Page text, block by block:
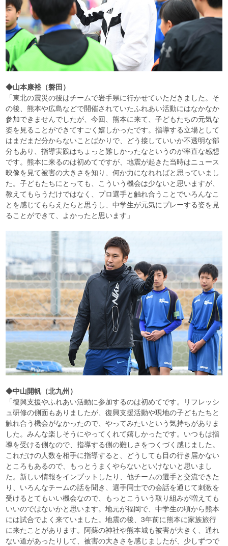
◆山本康裕（磐田）
「東北の震災の後はチームで岩手県に行かせていただきました。そ
の後、熊本や広島などで開催されていたふれあい活動にはなかなか
参加できませんでしたが、今回、熊本に来て、子どもたちの元気な
姿を見ることができてすごく嬉しかったです。指導する立場として
はまだまだ分からないことばかりで、どう接していいか不透明な部
分もあり、指導実践はちょっと難しかったなというのが率直な感想
です。熊本に来るのは初めてですが、地震が起きた当時はニュース
映像を見て被害の大きさを知り、何か力になれればと思っていまし
た。子どもたちにとっても、こういう機会は少ないと思いますが、
教えてもらうだけではなく、プロ選手と触れ合うことでいろんなこ
とを感じてもらえたらと思うし、中学生が元気にプレーする姿を見
ることができて、よかったと思います」
◆中山開帆（北九州）
「復興支援やふれあい活動に参加するのは初めてです。リフレッシ
ュ研修の側面もありましたが、復興支援活動や現地の子どもたちと
触れ合う機会がなかったので、やってみたいという気持ちがありま
した。みんな楽しそうにやってくれて嬉しかったです。いつもは指
導を受ける側なので、指導する側の難しさをつくづく感じました。
これだけの人数を相手に指導すると、どうしても目の行き届かない
ところもあるので、もっとうまくやらないといけないと思いまし
た。新しい情報をインプットしたり、他チームの選手と交流できた
り、いろんなチームの話を聞き、選手同士での会話を通じて刺激を
受けるとてもいい機会なので、もっとこういう取り組みが増えても
いいのではないかと思います。地元が福岡で、中学生の頃から熊本
には試合でよく来ていました。地震の後、3年前に熊本に家族旅行
に来たことがあります。阿蘇の神社や熊本城も被害が大きく、通れ
ない道があったりして、被害の大きさを感じましたが、少しずつで